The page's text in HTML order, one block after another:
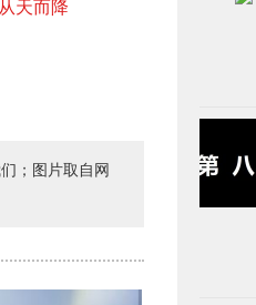
；图片取自网